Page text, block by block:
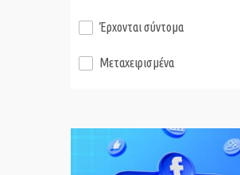
Έρχονται σύντομα
Μεταχειρισμένα